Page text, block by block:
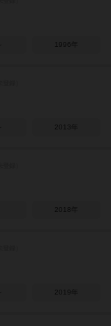
1996年
2013年
2018年
2019年